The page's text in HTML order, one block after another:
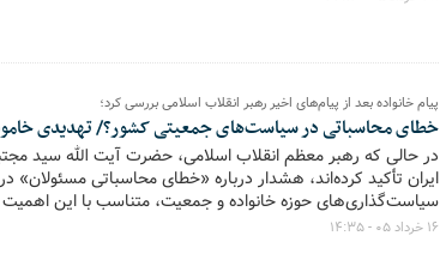
پیام خانواده بعد از پیام‌های اخیر رهبر انقلاب اسلامی بررسی کرد؛
خطای محاسباتی در سیاست‌های جمعیتی کشور؟/ تهدیدی
در حالی که رهبر معظم انقلاب اسلامی، حضرت آیت الله سید
ایران تأکید کرده‌اند، هشدار درباره «خطای محاسباتی
سیاست‌گذاری‌های حوزه خانواده و جمعیت، متناسب با این
گرفتار است؟
۱۶ خرداد ۰۵ - ۱۴:۳۵